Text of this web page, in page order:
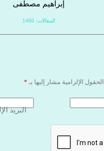
إبراهيم مصطفى
المقالات: 1460
الحقول الإلزامية مشار إليها بـ *
البريد